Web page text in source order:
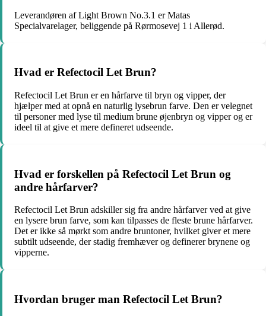
Leverandøren af Light Brown No.3.1 er Matas
Specialvarelager, beliggende på Rørmosevej 1 i Allerød.
Hvad er Refectocil Let Brun?
Refectocil Let Brun er en hårfarve til bryn og vipper, der
hjælper med at opnå en naturlig lysebrun farve. Den er velegnet
til personer med lyse til medium brune øjenbryn og vipper og er
ideel til at give et mere defineret udseende.
Hvad er forskellen på Refectocil Let Brun og
andre hårfarver?
Refectocil Let Brun adskiller sig fra andre hårfarver ved at give
en lysere brun farve, som kan tilpasses de fleste brune hårfarver.
Det er ikke så mørkt som andre bruntoner, hvilket giver et mere
subtilt udseende, der stadig fremhæver og definerer brynene og
vipperne.
Hvordan bruger man Refectocil Let Brun?